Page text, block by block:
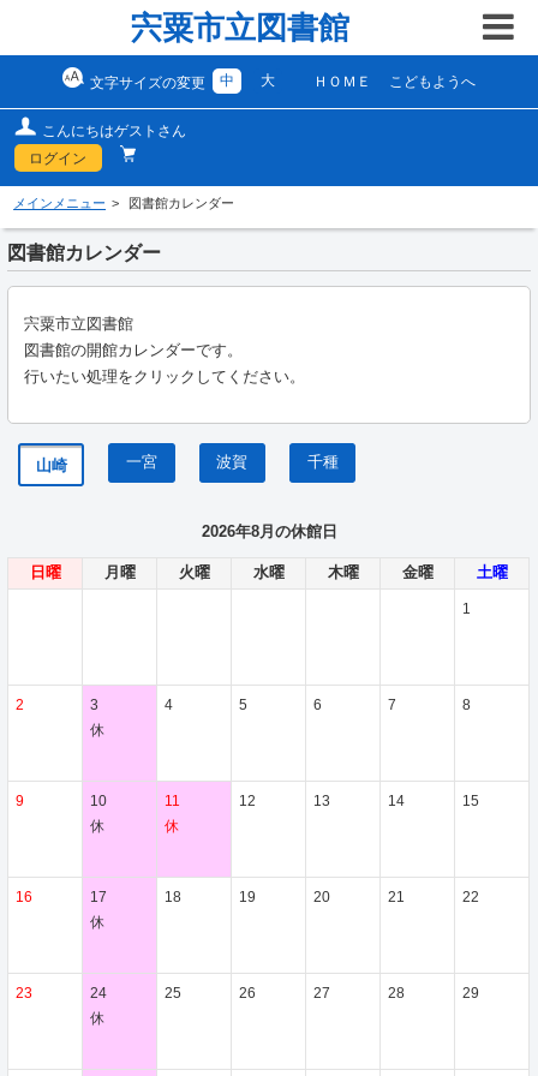
宍粟市立図書館
文字サイズの変更 中 大 ＨＯＭＥ こどもようへ
こんにちはゲストさん
ログイン
メインメニュー 図書館カレンダー
図書館カレンダー
宍粟市立図書館
図書館の開館カレンダーです。
行いたい処理をクリックしてください。
山崎 一宮 波賀 千種
2026年8月の休館日
日曜 月曜 火曜 水曜 木曜 金曜 土曜
1
2
3
休
4 5 6 7 8
9
10
休
11
休
12 13 14 15
16
17
休
18 19 20 21 22
23
24
休
25 26 27 28 29